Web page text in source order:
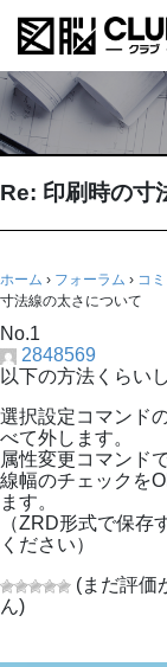
Re: 印刷時の寸
ホーム › フォーラム › コ
寸法線の太さについて
No.1
2848569
以下の方法くらい
選択設定コマンド
べて外します。
属性変更コマンド
線幅のチェックを
ます。
（ZRD形式で保存
ください）
(まだ評価
ん)